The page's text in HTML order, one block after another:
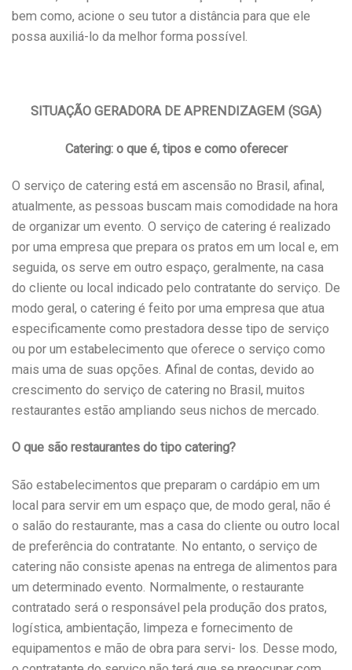
bem como, acione o seu tutor a distância para que ele
possa auxiliá-lo da melhor forma possível.
SITUAÇÃO GERADORA DE APRENDIZAGEM (SGA)
Catering: o que é, tipos e como oferecer
O serviço de catering está em ascensão no Brasil, afinal,
atualmente, as pessoas buscam mais comodidade na hora
de organizar um evento. O serviço de catering é realizado
por uma empresa que prepara os pratos em um local e, em
seguida, os serve em outro espaço, geralmente, na casa
do cliente ou local indicado pelo contratante do serviço. De
modo geral, o catering é feito por uma empresa que atua
especificamente como prestadora desse tipo de serviço
ou por um estabelecimento que oferece o serviço como
mais uma de suas opções. Afinal de contas, devido ao
crescimento do serviço de catering no Brasil, muitos
restaurantes estão ampliando seus nichos de mercado.
O que são restaurantes do tipo catering?
São estabelecimentos que preparam o cardápio em um
local para servir em um espaço que, de modo geral, não é
o salão do restaurante, mas a casa do cliente ou outro local
de preferência do contratante. No entanto, o serviço de
catering não consiste apenas na entrega de alimentos para
um determinado evento. Normalmente, o restaurante
contratado será o responsável pela produção dos pratos,
logística, ambientação, limpeza e fornecimento de
equipamentos e mão de obra para servi- los. Desse modo,